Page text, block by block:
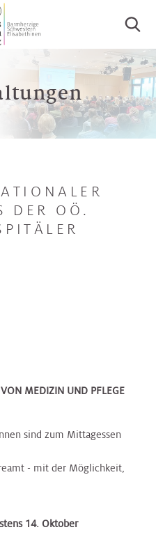
DER OÖ.
MEDIZIN UND PFLEGE
sind zum Mittagessen
- mit der Möglichkeit,
14. Oktober